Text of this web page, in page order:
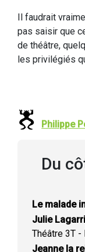
Il faudrait
pas saisir que
de théâtre,
les privilégiés
Philippe
Du
Le malade
Julie
Théâtre 3T
Jeanne la